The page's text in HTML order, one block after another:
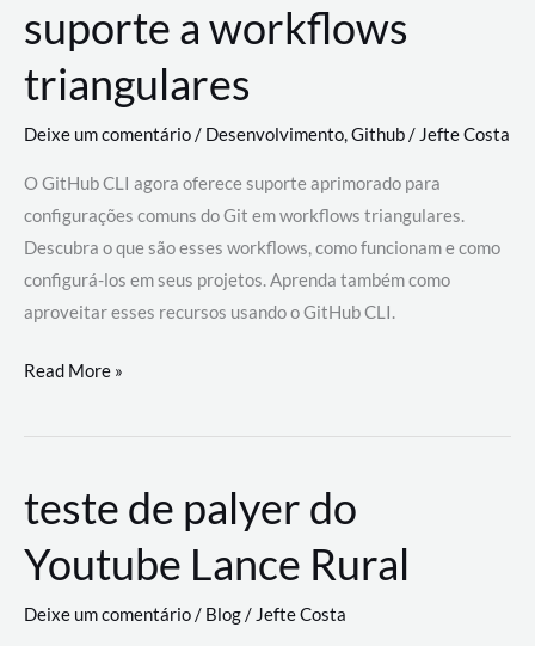
suporte a workflows
triangulares
Deixe um comentário/ Desenvolvimento,Github/ Jefte Costa
O GitHub CLI agora oferece suporte aprimorado para
configurações comuns do Git em workflows triangulares.
Descubra o que são esses workflows, como funcionam e como
configurá-los em seus projetos. Aprenda também como
aproveitar esses recursos usando o GitHub CLI.
GitHub
revoluciona
de
trabalho
com
a
Read More »
teste de palyer do
Youtube Lance Rural
Deixe um comentário/ Blog/ Jefte Costa